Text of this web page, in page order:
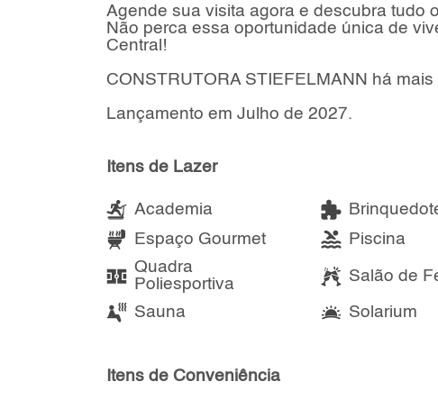
Agende sua visita agora e descubra tudo
Não perca essa oportunidade única de
Central!
CONSTRUTORA STIEFELMANN há
Lançamento em Julho de 2027.
Itens de Lazer
Academia
Espaço Gourmet
Piscina
Quadra
Poliesportiva
Salão de
Sauna Solarium
Itens de Conveniência